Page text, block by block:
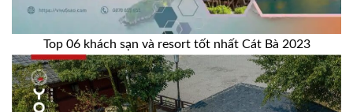
Top 06 khách sạn và resort tốt nhất Cát Bà 2023